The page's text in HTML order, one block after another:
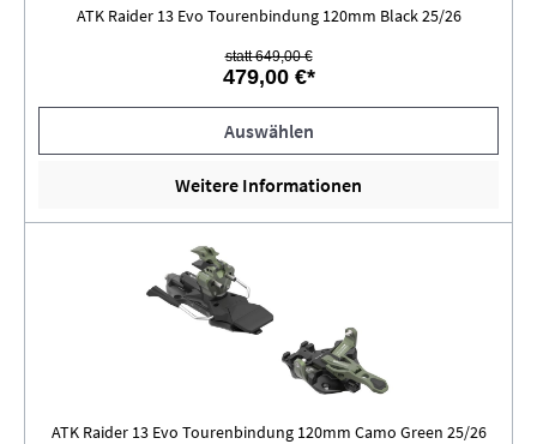
ATK Raider 13 Evo Tourenbindung 120mm Black 25/26
statt 649,00 €
479,00 €*
Auswählen
Weitere Informationen
ATK Raider 13 Evo Tourenbindung 120mm Camo Green 25/26